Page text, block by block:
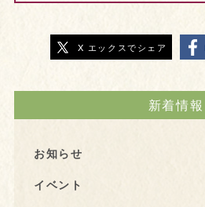
X エックスでシェア
新着情報
お知らせ
イベント